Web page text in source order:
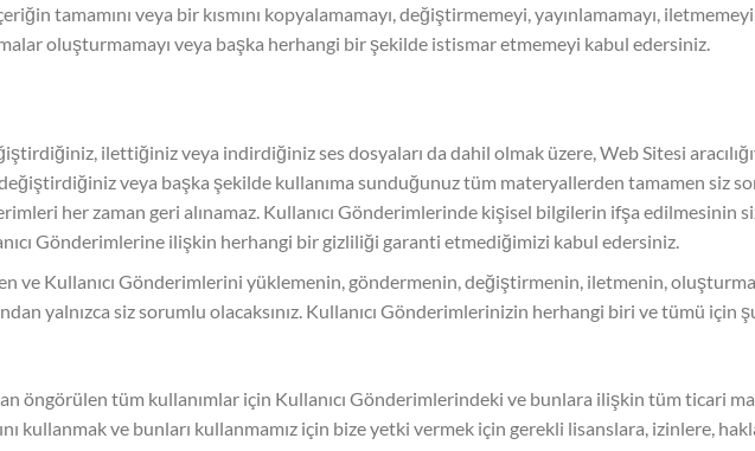
tamamını veya bir kısmını kopyalamamayı, değiştirmemeyi, yayınlamamayı,
oluşturmamayı veya başka herhangi bir şekilde istismar etmemeyi kabul edersiniz.
ilettiğiniz veya indirdiğiniz ses dosyaları da dahil olmak üzere, Web Sitesi
veya başka şekilde kullanıma sunduğunuz tüm materyallerden tamamen siz
her zaman geri alınamaz. Kullanıcı Gönderimlerinde kişisel bilgilerin ifşa edilmesinin
Gönderimlerine ilişkin herhangi bir gizliliği garanti etmediğimizi kabul edersiniz.
ve Kullanıcı Gönderimlerini yüklemenin, göndermenin, değiştirmenin, iletmenin,
yalnızca siz sorumlu olacaksınız. Kullanıcı Gönderimlerinizin herhangi biri ve tümü için
öngörülen tüm kullanımlar için Kullanıcı Gönderimlerindeki ve bunlara ilişkin tüm ticari
kullanmak ve bunları kullanmamız için bize yetki vermek için gerekli lisanslara, izinlere,